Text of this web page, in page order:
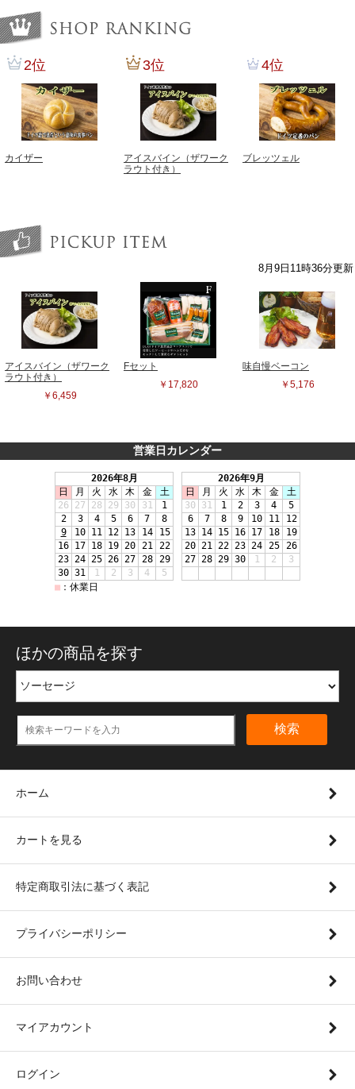
営業日カレンダー
ほかの商品を探す
検索
ホーム
カートを見る
特定商取引法に基づく表記
プライバシーポリシー
お問い合わせ
マイアカウント
ログイン